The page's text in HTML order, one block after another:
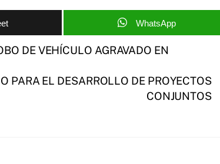
WhatsApp
DE VEHÍCULO AGRAVADO EN
PARA EL DESARROLLO DE PROYECTOS
CONJUNTOS